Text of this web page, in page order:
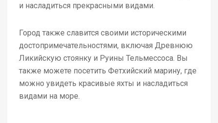
и насладиться прекрасными видами.
Город также славится своими историческими
достопримечательностями, включая Древнюю
Ликийскую стоянку и Руины Тельмессоса. Вы
также можете посетить Фетхийский марину, где
можно увидеть красивые яхты и насладиться
видами на море.